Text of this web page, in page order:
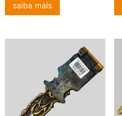
saiba mais